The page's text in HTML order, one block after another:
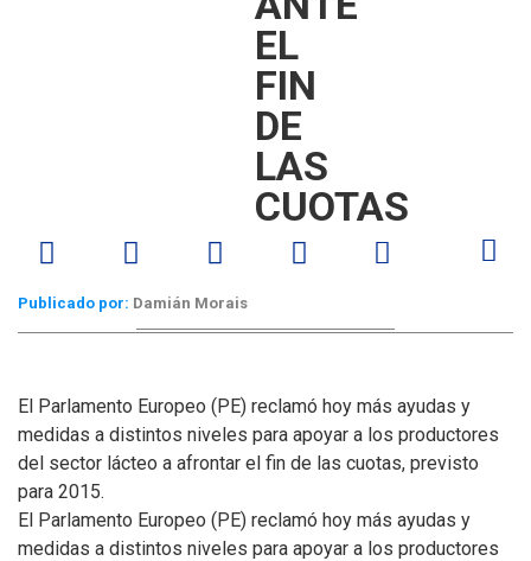
EL
FIN
DE
LAS
CUOTAS
Publicado por: Damián Morais
El Parlamento Europeo (PE) reclamó hoy más ayudas y
medidas a distintos niveles para apoyar a los productores
del sector lácteo a afrontar el fin de las cuotas, previsto
para 2015.
El Parlamento Europeo (PE) reclamó hoy más ayudas y
medidas a distintos niveles para apoyar a los productores